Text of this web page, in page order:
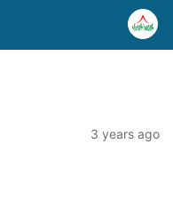
3 years ago